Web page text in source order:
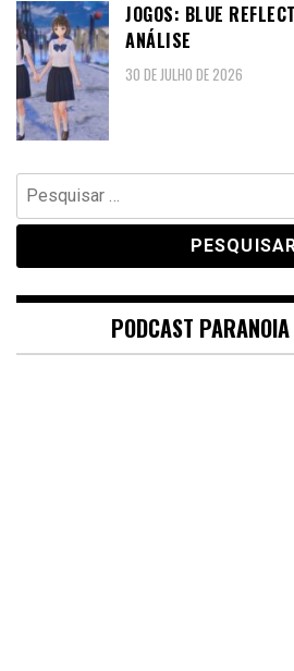
JOGOS: BLUE
ANÁLISE
30 DE JULHO DE 2026
Pesquisar
por:
PODCAST